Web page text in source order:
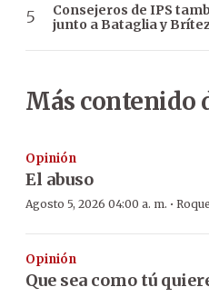
Consejeros de IPS
junto a Bataglia y
Más contenido
Opinión
El abuso
Agosto 5, 2026 04:00 a. m. ·
Opinión
Que sea como tú